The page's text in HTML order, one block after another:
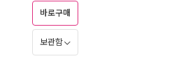
바로구매
보관함